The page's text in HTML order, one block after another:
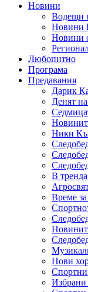
Новини
Водещи
Новини
Новини
Любопитно
Програма
Предавания
Дарик
Денят
Ники
В тренда
Време
Нови
Избрани